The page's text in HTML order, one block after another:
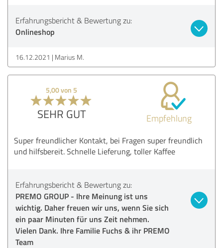
Erfahrungsbericht & Bewertung zu:
Onlineshop
16.12.2021 Marius M.
5,00 von 5
SEHR GUT Empfehlung
Super freundlicher Kontakt, bei Fragen super freundlich
und hilfsbereit. Schnelle Lieferung, toller Kaffee
Erfahrungsbericht & Bewertung zu:
PREMO GROUP - Ihre Meinung ist uns
wichtig. Daher freuen wir uns, wenn Sie sich
ein paar Minuten für uns Zeit nehmen.
Vielen Dank. Ihre Familie Fuchs & ihr PREMO
Team